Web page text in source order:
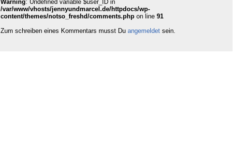
Warning: Undefined variable $user_ID in
/var/www/vhosts/jennyundmarcel.de/httpdocs/wp-
content/themes/notso_freshd/comments.phpon line 91
Zum schreiben eines Kommentars musst Du angemeldet sein.